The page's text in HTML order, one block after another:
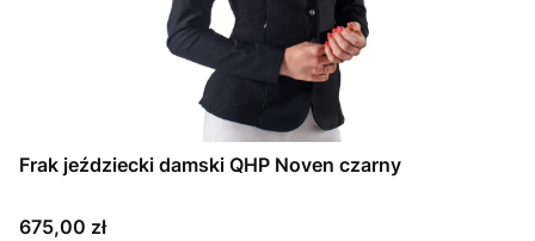
Frak jeździecki damski QHP Noven czarny
Cena
675,00 zł